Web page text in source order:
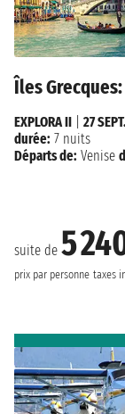
Îles
suite de 5
prix par personne taxes
EXPLORA II
27
durée: 7 nuits
Départs de: Venise